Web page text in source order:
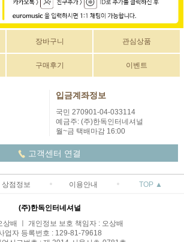
장바구니 관심상품
구매후기 이벤트
입금계좌정보
국민 270901-04-033114
예금주: (주)한독인터네셔널
월~금 택배마감 16:00
고객센터 연결
상점정보 이용안내 TOP ▲
(주)한독인터네셔널
상배 ㅣ 개인정보 보호 책임자 : 오상배
업자 등록번호 : 129-81-79618